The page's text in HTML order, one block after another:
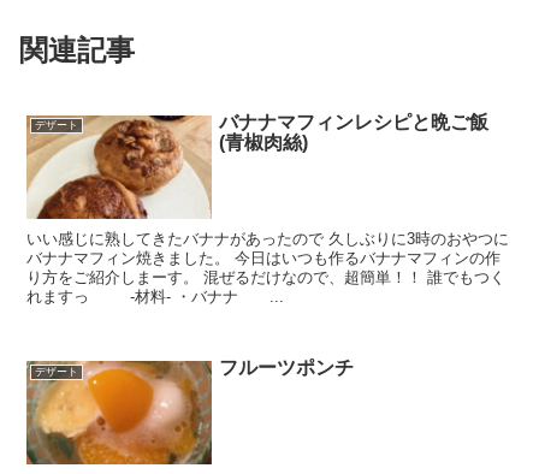
関連記事
デザート
バナナマフィンレシピと晩ご飯
(青椒肉絲)
いい感じに熟してきたバナナがあったので 久しぶりに3時のおやつに
バナナマフィン焼きました。 今日はいつも作るバナナマフィンの作
り方をご紹介しまーす。 混ぜるだけなので、超簡単！！ 誰でもつく
れますっ -材料- ・バナナ ...
デザート フルーツポンチ